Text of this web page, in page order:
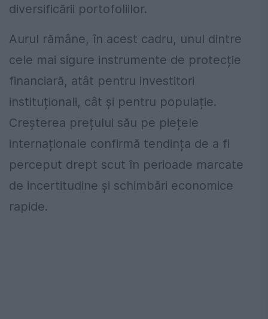
diversificării portofoliilor.
Aurul rămâne, în acest cadru, unul dintre
cele mai sigure instrumente de protecție
financiară, atât pentru investitori
instituționali, cât și pentru populație.
Creșterea prețului său pe piețele
internaționale confirmă tendința de a fi
perceput drept scut în perioade marcate
de incertitudine și schimbări economice
rapide.